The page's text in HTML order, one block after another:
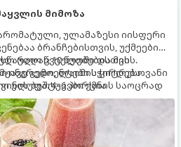
მიმოზა
ულამაზესი იისფერი
ბრანჩებისთვის, უქმეების
წვეულებებისთვის.
გემო, ლაიმის ციტრუსოვანი
ბუშტუკები ქმნის საოცრად
კოქტეილს.
რაღაც 10 წუთში და მის
ინგრედიენტები სჭირდება.
ულუფა: 4–6 პორცია